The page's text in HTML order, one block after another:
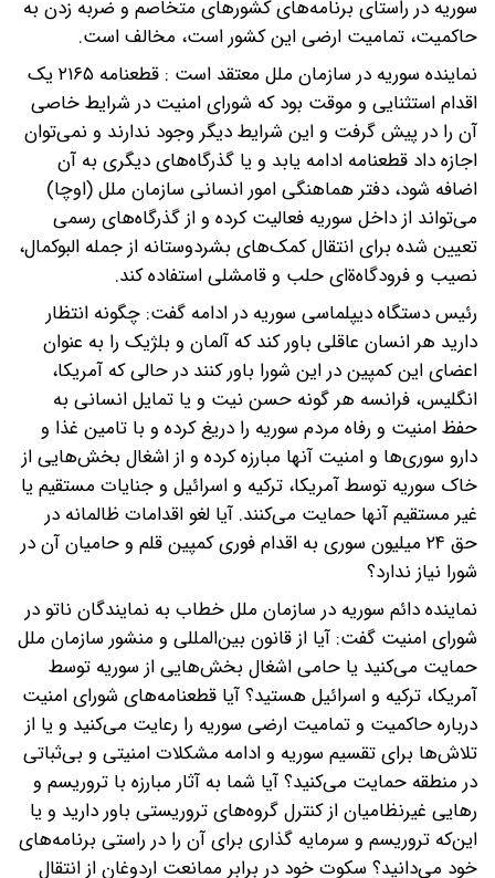
سوریه در راستای برنامه‌های کشورهای متخاصم و ضربه زدن به
حاکمیت، تمامیت ارضی این کشور است، مخالف است.
نماینده سوریه در سازمان ملل معتقد است : قطعنامه ۲۱۶۵ یک
اقدام استثنایی و موقت بود که شورای امنیت در شرایط خاصی
آن را در پیش گرفت و این شرایط دیگر وجود ندارند و نمی‌توان
اجازه داد قطعنامه ادامه یابد و یا گذرگاه‌های دیگری به آن
اضافه شود، دفتر هماهنگی امور انسانی سازمان ملل (اوچا)
می‌تواند از داخل سوریه فعالیت کرده و از گذرگاه‌های رسمی
تعیین شده برای انتقال کمک‌های بشردوستانه از جمله البوکمال،
نصیب و فرودگاه‌ةای حلب و قامشلی استفاده کند.
رئیس دستگاه دیپلماسی سوریه در ادامه گفت: چگونه انتظار
دارید هر انسان عاقلی باور کند که آلمان و بلژیک را به عنوان
اعضای این کمپین در این شورا باور کنند در حالی که آمریکا،
انگلیس، فرانسه هر گونه حسن نیت و یا تمایل انسانی به
حفظ امنیت و رفاه مردم سوریه را دریغ کرده و با تامین غذا و
دارو سوری‌ها و امنیت آنها مبارزه کرده و از اشغال بخش‌هایی از
خاک سوریه توسط آمریکا، ترکیه و اسرائیل و جنایات مستقیم یا
غیر مستقیم آنها حمایت می‌کنند. آیا لغو اقدامات ظالمانه در
حق ۲۴ میلیون سوری به اقدام فوری کمپین قلم و حامیان آن در
شورا نیاز ندارد؟
نماینده دائم سوریه در سازمان ملل خطاب به نمایندگان ناتو در
شورای امنیت گفت: آیا از قانون بین‌المللی و منشور سازمان ملل
حمایت می‌کنید یا حامی اشغال بخش‌هایی از سوریه توسط
آمریکا، ترکیه و اسرائیل هستید؟ آیا قطعنامه‌های شورای امنیت
درباره حاکمیت و تمامیت ارضی سوریه را رعایت می‌کنید و یا از
تلاش‌ها برای تقسیم سوریه و ادامه مشکلات امنیتی و بی‌ثباتی
در منطقه حمایت می‌کنید؟ آیا شما به آثار مبارزه با تروریسم و
رهایی غیرنظامیان از کنترل گروه‌های تروریستی باور دارید و یا
این‌که تروریسم‌ و سرمایه‌ گذاری برای آن را در راستی برنامه‌های
خود می‌دانید؟ سکوت خود در برابر ممانعت اردوغان از انتقال